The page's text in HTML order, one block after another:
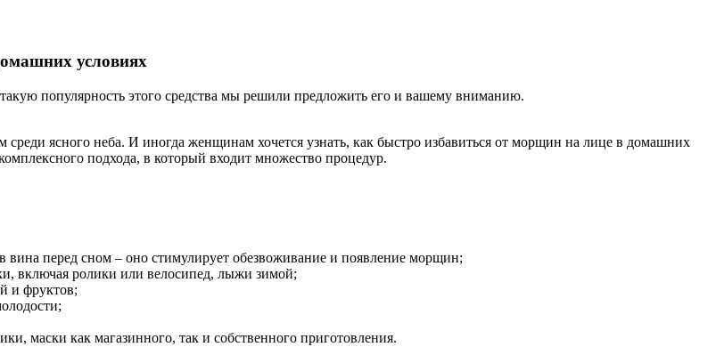
условиях
популярность этого средства мы решили предложить его и вашему вниманию.
ясного неба. И иногда женщинам хочется узнать, как быстро избавиться от морщин на лице в домашних
подхода, в который входит множество процедур.
перед сном – оно стимулирует обезвоживание и появление морщин;
включая ролики или велосипед, лыжи зимой;
и фруктов;
маски как магазинного, так и собственного приготовления.